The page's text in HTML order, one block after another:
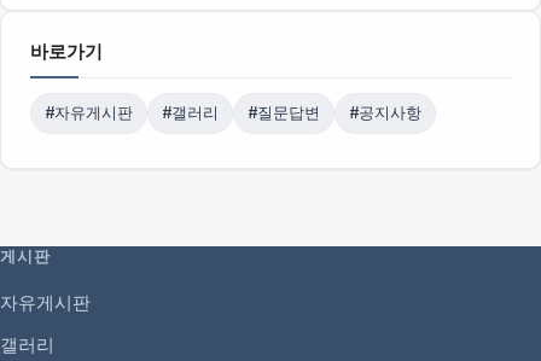
바로가기
#자유게시판 #갤러리 #질문답변 #공지사항
게시판
자유게시판
갤러리